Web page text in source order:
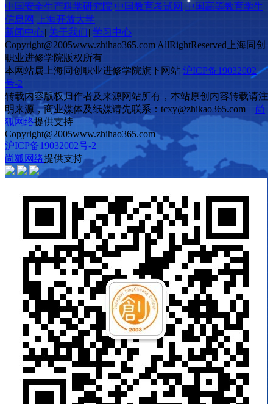
中国安全生产科学研究院 中国教育考试网 中国高等教育学生
信息网
上海开放大学
新闻中心| 关于我们| 学习中心|
Copyright@2005www.zhihao365.com AllRightReserved上海同创
职业进修学院版权所有
本网站属上海同创职业进修学院旗下网站 沪ICP备19032002
号-2
转载内容版权归作者及来源网站所有，本站原创内容转载请注
明来源，商业媒体及纸媒请先联系：tcxy@zhikao365.com 尚
狐网络提供支持
Copyright@2005www.zhihao365.com
沪ICP备19032002号-2
尚狐网络提供支持